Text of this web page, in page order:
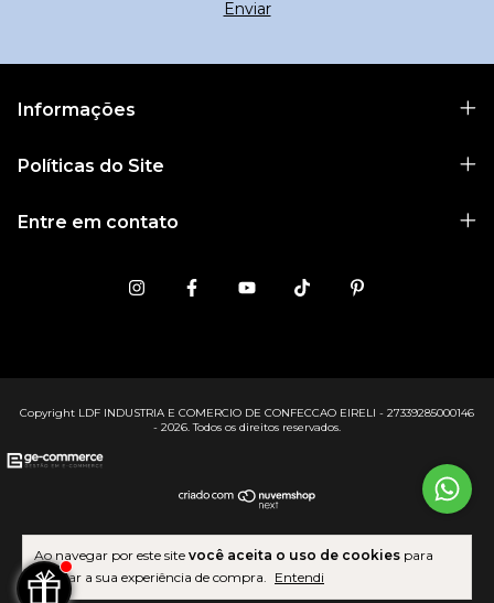
Ao navegar por este site você aceita o uso de cookies para
agilizar a sua experiência de compra. Entendi
Informações
Políticas do Site
Entre em contato
Copyright LDF INDUSTRIA E COMERCIO DE CONFECCAO EIRELI - 27339285000146
- 2026. Todos os direitos reservados.